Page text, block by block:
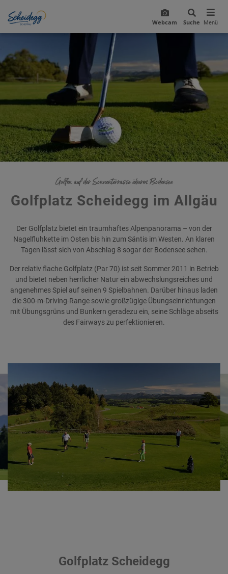
Webcam Suche Menü
Golfen auf der Sonnenterrasse überm Bodensee
Golfplatz Scheidegg im Allgäu
Der Golfplatz bietet ein traumhaftes Alpenpanorama – von der
Nagelfluhkette im Osten bis hin zum Säntis im Westen. An klaren
Tagen lässt sich von Abschlag 8 sogar der Bodensee sehen.
Der relativ flache Golfplatz (Par 70) ist seit Sommer 2011 in Betrieb
und bietet neben herrlicher Natur ein abwechslungsreiches und
angenehmes Spiel auf seinen 9 Spielbahnen. Darüber hinaus laden
die 300-m-Driving-Range sowie großzügige Übungseinrichtungen
mit Übungsgrüns und Bunkern geradezu ein, seine Schläge abseits
des Fairways zu perfektionieren.
Golfplatz Scheidegg